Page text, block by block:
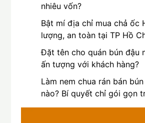
nhiêu vốn?
Bật mí địa chỉ mua chả ốc
lượng, an toàn tại TP Hồ
Đặt tên cho quán bún đậu
ấn tượng với khách hàng?
Làm nem chua rán bán
nào? Bí quyết chỉ gói gọn